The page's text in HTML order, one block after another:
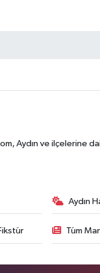
Aydın ve ilçelerine
Aydın
Tüm